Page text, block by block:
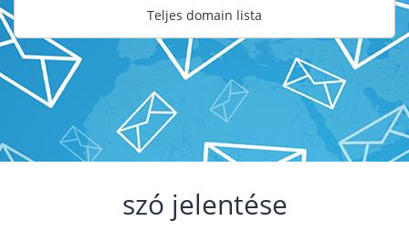
Teljes domain lista
szó jelentése